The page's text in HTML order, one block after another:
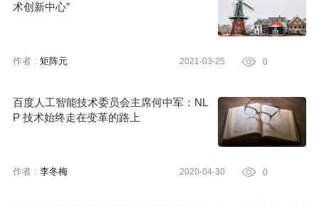
术创新中心”
作者 : 矩阵元 2021-03-25  0
百度人工智能技术委员会主席何中军：NL
P 技术始终走在变革的路上
作者 : 李冬梅 2020-04-30  0